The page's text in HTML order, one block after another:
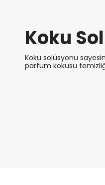
Koku
Koku solüsyonu
parfüm kokusu